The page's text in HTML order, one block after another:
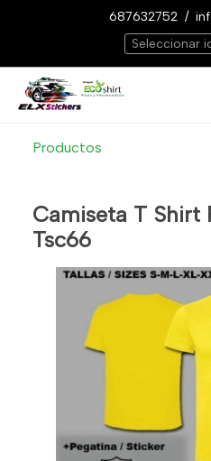
687632752 /
Seleccionar
Productos
Camiseta T Shirt
Tsc66